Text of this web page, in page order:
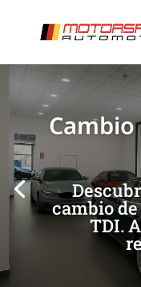
cambio
TDI.
[/et_pb_slide] [/et_pb_slide]